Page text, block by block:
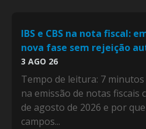
IBS e CBS na nota fiscal:
nova fase sem rejeição
3 AGO 26
Tempo de leitura: 7
na emissão de notas fiscais
de agosto de 2026 e por
campos...